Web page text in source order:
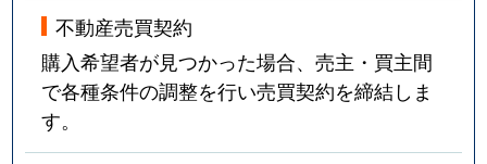
立町
2,500万円
立町
3,000万円
勾当台公園
中央
不動産売買契約
購入希望者が見つかった場合、売主・買主間
で各種条件の調整を行い売買契約を締結しま
す。